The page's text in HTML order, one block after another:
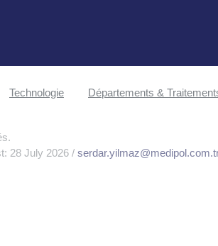
Technologie Départements &
28 July 2026 /